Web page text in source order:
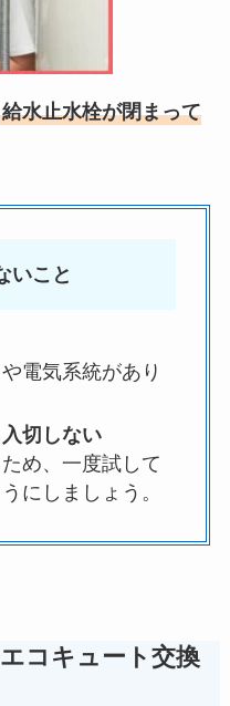
給水止水栓が閉まって
いこと
電気系統があり
切しない
め、一度試して
にしましょう。
コキュート交換